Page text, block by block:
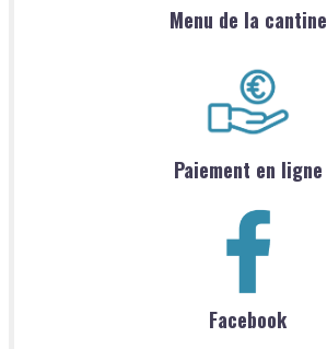
Menu de la cantine
Paiement en ligne
Facebook